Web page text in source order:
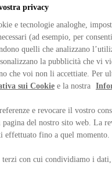
privacy
e tecnologie analoghe,
(ad esempio, per
quelli che analizzano
la pubblicità che vi
che voi non li accettiate.
sui Cookie e la nostra
e revocare il vostro
del nostro sito web. La
effettuato fino a quel momento.
con cui condividiamo i